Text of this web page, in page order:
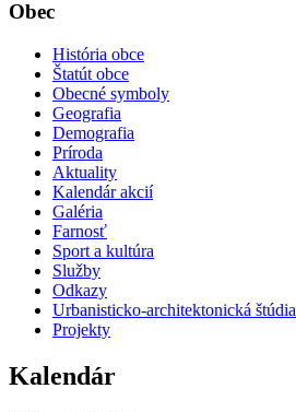
Obec
História obce
Štatút obce
Obecné symboly
Geografia
Demografia
Príroda
Aktuality
Kalendár akcií
Galéria
Farnosť
Sport a kultúra
Služby
Odkazy
Urbanisticko-architektonická štúdia
Projekty
Kalendár